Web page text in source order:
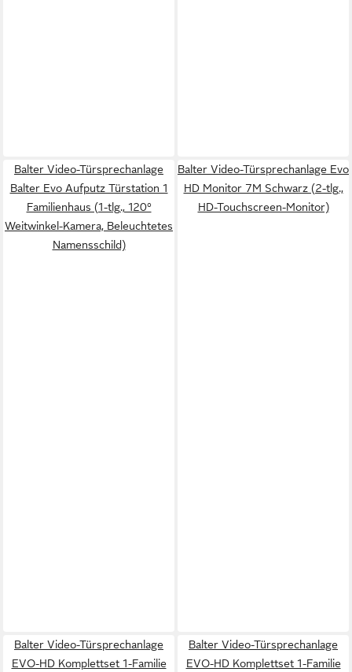
Balter Video-Türsprechanlage
Balter Evo Aufputz Türstation 1
Familienhaus (1-tlg., 120°
Weitwinkel-Kamera, Beleuchtetes
Namensschild)
Balter Video-Türsprechanlage Evo
HD Monitor 7M Schwarz (2-tlg.,
HD-Touchscreen-Monitor)
Balter Video-Türsprechanlage
EVO-HD Komplettset 1-Familie
Balter Video-Türsprechanlage
EVO-HD Komplettset 1-Familie